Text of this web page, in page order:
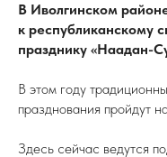
В Иволгинском
к республиканскому
празднику «Наадан-
В этом году
празднования пройдут
Здесь сейчас ведутся